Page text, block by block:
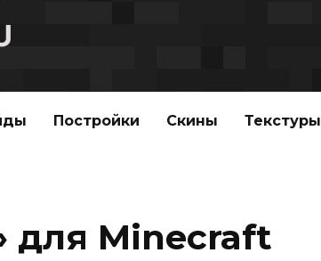
Постройки Скины Текстуры
Minecraft